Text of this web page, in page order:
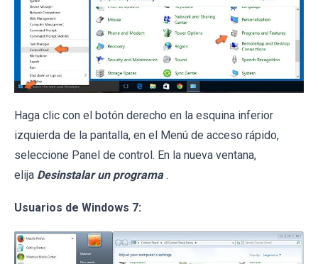
Haga clic con el botón derecho en la esquina inferior
izquierda de la pantalla, en el Menú de acceso rápido,
seleccione Panel de control. En la nueva ventana,
elija Desinstalar un programa .
Usuarios de Windows 7: